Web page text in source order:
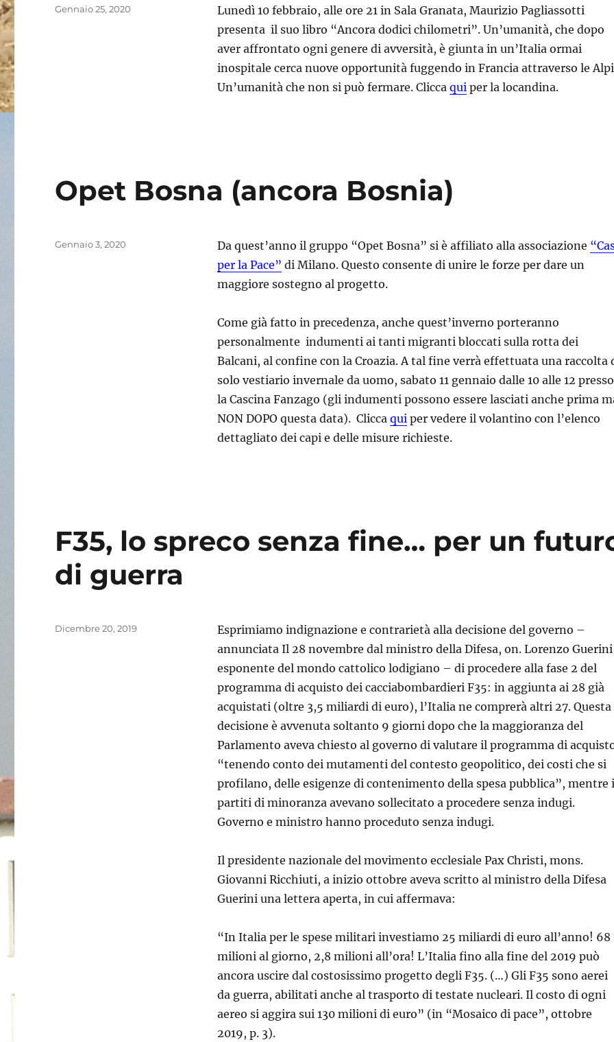
Lunedì 10 febbraio, alle ore 21 in Sala Granata, Maurizio Pagliassotti
presenta il suo libro “Ancora dodici chilometri”. Un’umanità, che dopo
aver affrontato ogni genere di avversità, è giunta in un’Italia ormai
inospitale cerca nuove opportunità fuggendo in Francia attraverso le
Un’umanità che non si può fermare. Clicca quiper la locandina.
Pubblicato
Gennaio 25, 2020
Opet Bosna (ancora Bosnia)
Da quest’anno il gruppo “Opet Bosna” si è affiliato alla associazione
per la Pace” di Milano. Questo consente di unire le forze per dare un
maggiore sostegno al progetto.
Come già fatto in precedenza, anche quest’inverno porteranno
personalmente indumenti ai tanti migranti bloccati sulla rotta dei
Balcani, al confine con la Croazia. A tal fine verrà effettuata una raccolta
solo vestiario invernale da uomo, sabato 11 gennaio dalle 10 alle 12 presso
la Cascina Fanzago (gli indumenti possono essere lasciati anche prima
NON DOPO questa data). Clicca quiper vedere il volantino con l’elenco
dettagliato dei capi e delle misure richieste.
Pubblicato
Gennaio 3, 2020
F35, lo spreco senza fine… per un
di guerra
Esprimiamo indignazione e contrarietà alla decisione del governo –
annunciata Il 28 novembre dal ministro della Difesa, on. Lorenzo
esponente del mondo cattolico lodigiano – di procedere alla fase 2 del
programma di acquisto dei cacciabombardieri F35: in aggiunta ai 28 già
acquistati (oltre 3,5 miliardi di euro), l’Italia ne comprerà altri 27. Questa
decisione è avvenuta soltanto 9 giorni dopo che la maggioranza del
Parlamento aveva chiesto al governo di valutare il programma di
“tenendo conto dei mutamenti del contesto geopolitico, dei costi che si
profilano, delle esigenze di contenimento della spesa pubblica”, mentre i
partiti di minoranza avevano sollecitato a procedere senza indugi.
Governo e ministro hanno proceduto senza indugi.
Il presidente nazionale del movimento ecclesiale Pax Christi, mons.
Giovanni Ricchiuti, a inizio ottobre aveva scritto al ministro della Difesa
Guerini una lettera aperta, in cui affermava:
“In Italia per le spese militari investiamo 25 miliardi di euro all’anno! 68
milioni al giorno, 2,8 milioni all’ora! L’Italia fino alla fine del 2019 può
ancora uscire dal costosissimo progetto degli F35. (…) Gli F35 sono aerei
da guerra, abilitati anche al trasporto di testate nucleari. Il costo di ogni
aereo si aggira sui 130 milioni di euro” (in “Mosaico di pace”, ottobre
2019, p. 3).
Pubblicato
Dicembre 20, 2019